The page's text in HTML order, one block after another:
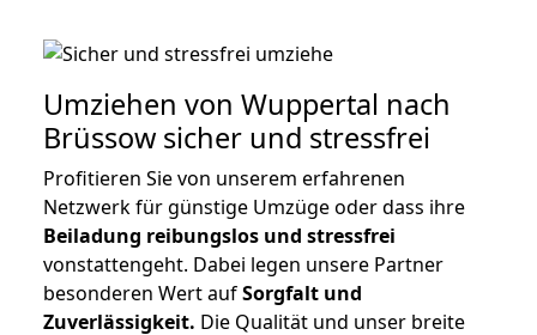
Umziehen von Wuppertal nach
Brüssow sicher und stressfrei
Profitieren Sie von unserem erfahrenen
Netzwerk für günstige Umzüge oder dass ihre
Beiladung reibungslos und stressfrei
vonstattengeht. Dabei legen unsere Partner
besonderen Wert aufSorgfalt und
Zuverlässigkeit. Die Qualität und unser breite